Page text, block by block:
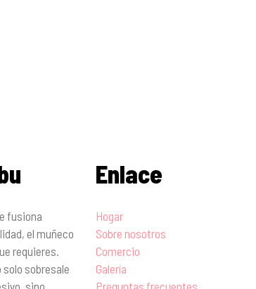
fusiona
el muñeco
requieres.
sobresale
sino
Enlace
Hogar
Sobre nosotros
Comercio
Galería
Preguntas frecuentes